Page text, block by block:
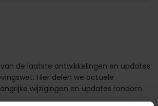
de laatste ontwikkelingen en updates
Hier delen we actuele
wijzigingen en updates rondom